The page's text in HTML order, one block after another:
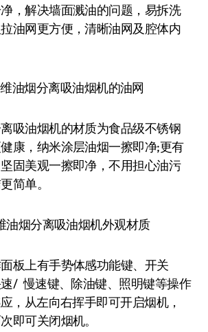
，解决墙面溅油的问题，易拆洗
油网更方便，清晰油网及腔体内
烟分离吸油烟机的油网
油烟机的材质为食品级不锈钢
康，纳米涂层油烟一擦即净;更有
固美观一擦即净，不用担心油污
简单。
烟分离吸油烟机外观材质
上有手势体感功能键、开关
/ 慢速键、除油键、照明键等操作
，从左向右挥手即可开启烟机，
即可关闭烟机。